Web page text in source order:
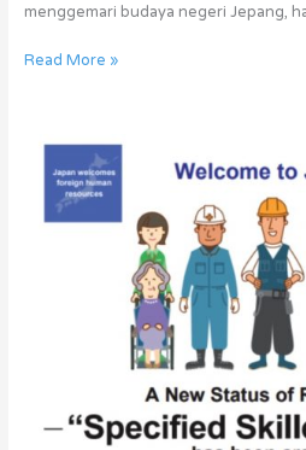
menggemari budaya negeri Jepang,
Read More »
Kerja
Jepang
Semakin